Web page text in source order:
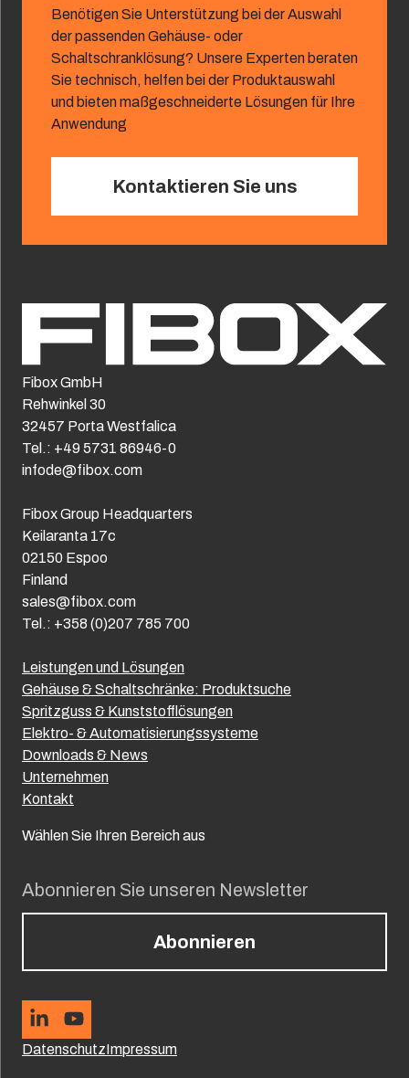
Benötigen Sie Unterstützung bei der Auswahl
der passenden Gehäuse- oder
Schaltschranklösung? Unsere Experten beraten
Sie technisch, helfen bei der Produktauswahl
und bieten maßgeschneiderte Lösungen für Ihre
Anwendung
Kontaktieren Sie uns
Abonnieren Sie unseren Newsletter
Abonnieren
DatenschutzImpressum
Leistungen und Lösungen
Gehäuse & Schaltschränke: Produktsuche
Spritzguss & Kunststofflösungen
Elektro- & Automatisierungssysteme
Downloads & News
Unternehmen
Kontakt
Wählen Sie Ihren Bereich aus
Fibox GmbH
Rehwinkel 30
32457 Porta Westfalica
Tel.: +49 5731 86946-0
infode@fibox.com
Fibox Group Headquarters
Keilaranta 17c
02150 Espoo
Finland
sales@fibox.com
Tel.: +358 (0)207 785 700